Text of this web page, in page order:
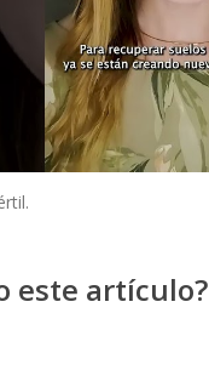
este artículo?